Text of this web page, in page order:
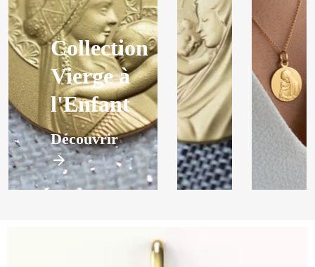
Collection
Vierge à
l'Enfant
Découvrir
